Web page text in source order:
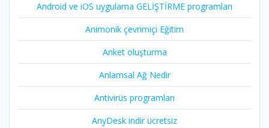
Android ve iOS uygulama GELİŞTİRME programları
Animonik çevrimiçi Eğitim
Anket oluşturma
Anlamsal Ağ Nedir
Antivirüs programları
AnyDesk indir ücretsiz